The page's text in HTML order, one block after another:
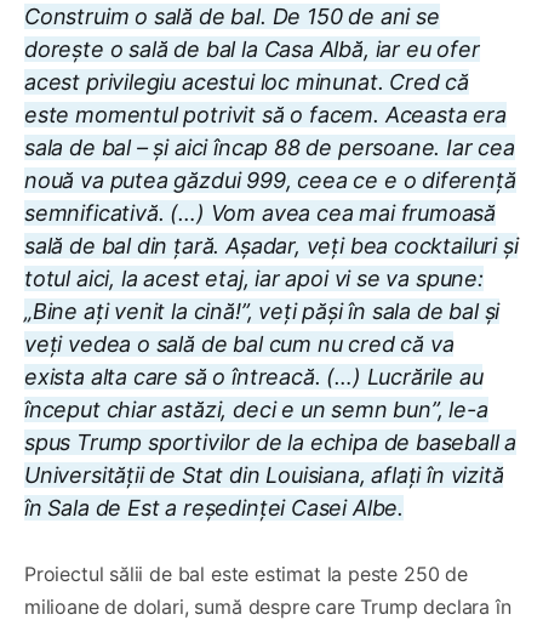
Construim o sală de bal. De 150 de ani se
dorește o sală de bal la Casa Albă, iar eu ofer
acest privilegiu acestui loc minunat. Cred că
este momentul potrivit să o facem. Aceasta era
sala de bal – și aici încap 88 de persoane. Iar cea
nouă va putea găzdui 999, ceea ce e o diferență
semnificativă. (…) Vom avea cea mai frumoasă
sală de bal din țară. Așadar, veți bea cocktailuri și
totul aici, la acest etaj, iar apoi vi se va spune:
„Bine ați venit la cină!”, veți păși în sala de bal și
veți vedea o sală de bal cum nu cred că va
exista alta care să o întreacă. (…) Lucrările au
început chiar astăzi, deci e un semn bun”, le-a
spus Trump sportivilor de la echipa de baseball a
Universității de Stat din Louisiana, aflați în vizită
în Sala de Est a reședinței Casei Albe.
Proiectul sălii de bal este estimat la peste 250 de
milioane de dolari, sumă despre care Trump declara în